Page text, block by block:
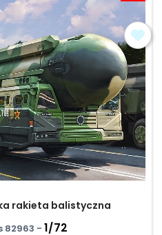
rakieta balistyczna
82963 - 1/72